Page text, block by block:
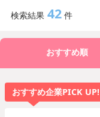
検索結果 42 件
おすすめ順
おすすめ企業PICK UP!